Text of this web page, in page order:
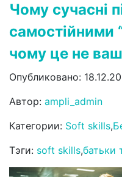
Чому сучасні
самостійними
чому це не
Опубликовано:
Автор: ampli_admin
Категории: Soft skills,
Тэги: soft skills,батьки